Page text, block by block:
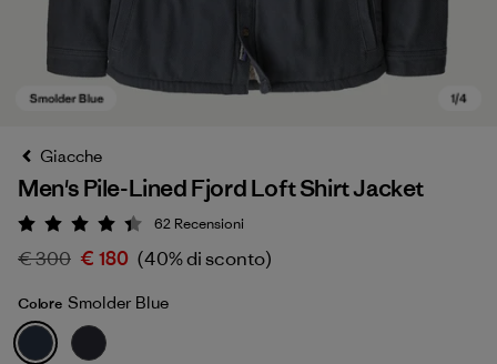
Smolder Blue
Giacche
Men's Pile-Lined Fjord Loft Shirt Jacket
Valutazione: 4.4 / 5
62 Recensioni
€ 300 € 180 (40% di sconto)
Colore Smolder Blue